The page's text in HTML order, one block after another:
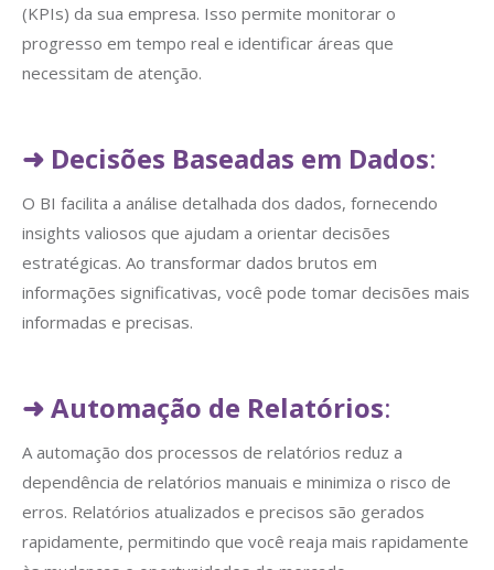
(KPIs) da sua empresa. Isso permite monitorar o
progresso em tempo real e identificar áreas que
necessitam de atenção.
➜ Decisões Baseadas em Dados:
O BI facilita a análise detalhada dos dados, fornecendo
insights valiosos que ajudam a orientar decisões
estratégicas. Ao transformar dados brutos em
informações significativas, você pode tomar decisões mais
informadas e precisas.
➜Automação de Relatórios:
A automação dos processos de relatórios reduz a
dependência de relatórios manuais e minimiza o risco de
erros. Relatórios atualizados e precisos são gerados
rapidamente, permitindo que você reaja mais rapidamente